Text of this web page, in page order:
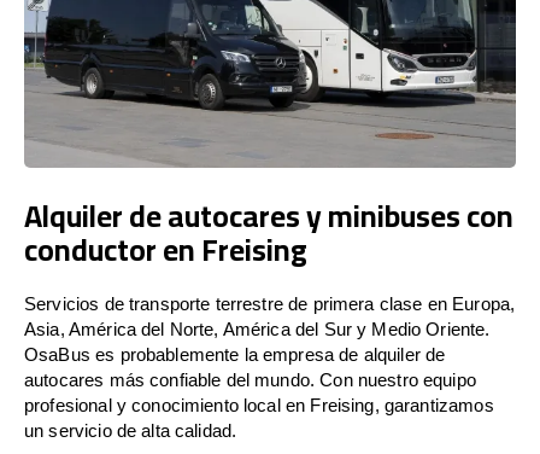
Alquiler de autocares y minibuses con
conductor en Freising
Servicios de transporte terrestre de primera clase en Europa,
Asia, América del Norte, América del Sur y Medio Oriente.
OsaBus es probablemente la empresa de alquiler de
autocares más confiable del mundo. Con nuestro equipo
profesional y conocimiento local en Freising, garantizamos
un servicio de alta calidad.